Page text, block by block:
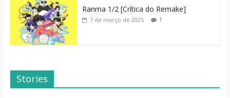
Ranma 1/2 [Crítica do Remake]
7 de março de 2025 1
Stories
Dicas de Filmes
Para o Fim de
Família Inusitada